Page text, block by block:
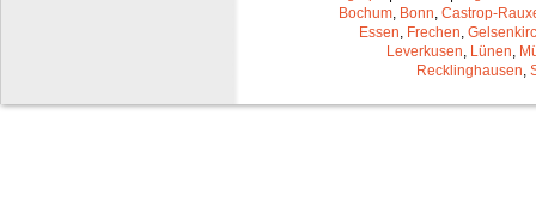
Bochum Bonn Castrop-
Essen Frechen
Leverkusen Lünen
Recklinghausen